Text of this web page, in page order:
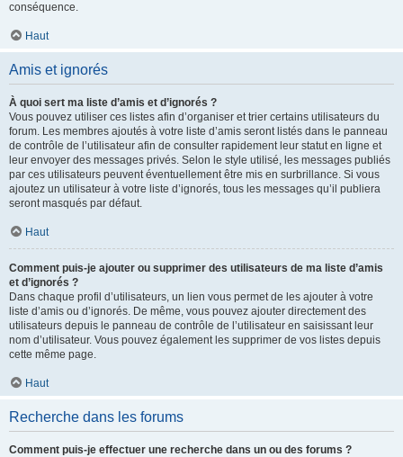
conséquence.
Haut
Amis et ignorés
À quoi sert ma liste d’amis et d’ignorés ?
Vous pouvez utiliser ces listes afin d’organiser et trier certains utilisateurs du
forum. Les membres ajoutés à votre liste d’amis seront listés dans le panneau
de contrôle de l’utilisateur afin de consulter rapidement leur statut en ligne et
leur envoyer des messages privés. Selon le style utilisé, les messages publiés
par ces utilisateurs peuvent éventuellement être mis en surbrillance. Si vous
ajoutez un utilisateur à votre liste d’ignorés, tous les messages qu’il publiera
seront masqués par défaut.
Haut
Comment puis-je ajouter ou supprimer des utilisateurs de ma liste d’amis
et d’ignorés ?
Dans chaque profil d’utilisateurs, un lien vous permet de les ajouter à votre
liste d’amis ou d’ignorés. De même, vous pouvez ajouter directement des
utilisateurs depuis le panneau de contrôle de l’utilisateur en saisissant leur
nom d’utilisateur. Vous pouvez également les supprimer de vos listes depuis
cette même page.
Haut
Recherche dans les forums
Comment puis-je effectuer une recherche dans un ou des forums ?